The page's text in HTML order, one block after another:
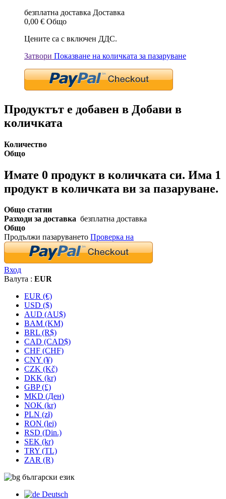
безплатна доставка Доставка
0,00 € Общо
Цените са с включен ДДС.
Затвори Показване на количката за пазаруване
Продуктът е добавен в Добави в
количката
Количество
Общо
Имате 0 продукт в количката си. Има 1
продукт в количката ви за пазаруване.
Общо статии
Разходи за доставка безплатна доставка
Общо
Продължи пазаруването Проверка на
Вход
Валута : EUR
EUR (€)
USD ($)
AUD (AU$)
BAM (KM)
BRL (R$)
CAD (CAD$)
CHF (CHF)
CNY (¥)
CZK (Kč)
DKK (kr)
GBP (£)
MKD (Ден)
NOK (kr)
PLN (zł)
RON (lei)
RSD (Din.)
SEK (kr)
TRY (TL)
ZAR (R)
български език
Deutsch